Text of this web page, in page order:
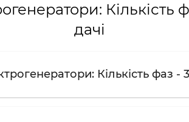
дачі
Кількість фаз